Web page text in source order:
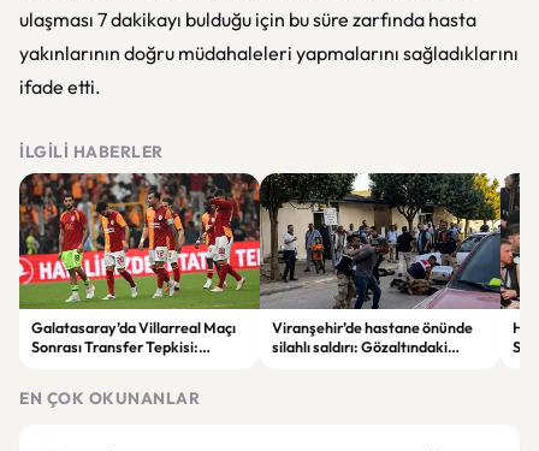
ulaşması 7 dakikayı bulduğu için bu süre zarfında hasta
yakınlarının doğru müdahaleleri yapmalarını sağladıklarını
ifade etti.
İLGILI HABERLER
Galatasaray’da Villarreal Maçı
Sonrası Transfer Tepkisi:
Viranşehir’de hastane önünde
silahlı saldırı: Gözaltındaki
EN ÇOK OKUNANLAR